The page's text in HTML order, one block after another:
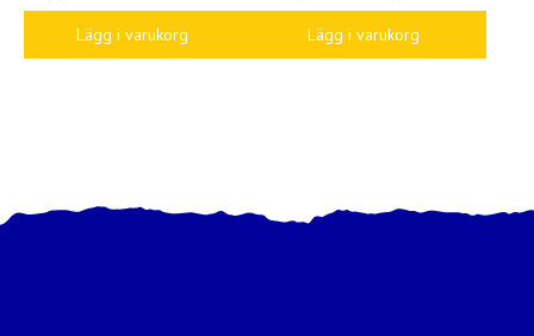
Lägg i varukorg Lägg i varukorg